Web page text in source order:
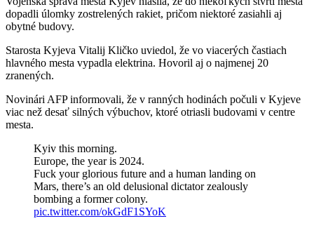
dopadli úlomky zostrelených rakiet, pričom niektoré zasiahli aj
obytné budovy.
Starosta Kyjeva Vitalij Kličko uviedol, že vo viacerých častiach
hlavného mesta vypadla elektrina. Hovoril aj o najmenej 20
zranených.
Novinári AFP informovali, že v ranných hodinách počuli v Kyjeve
viac než desať silných výbuchov, ktoré otriasli budovami v centre
mesta.
Kyiv this morning.
Europe, the year is 2024.
Fuck your glorious future and a human landing on
Mars, there’s an old delusional dictator zealously
bombing a former colony.
pic.twitter.com/okGdF1SYoK